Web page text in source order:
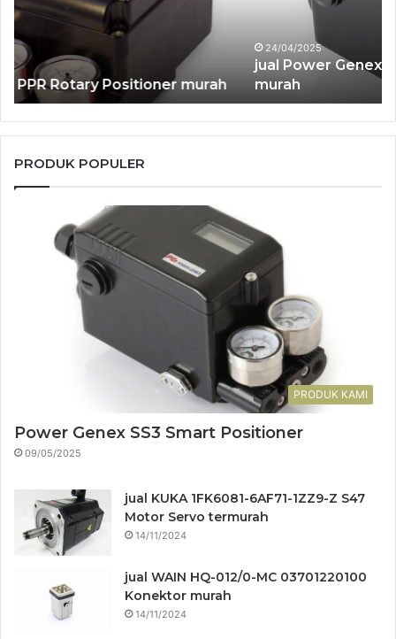
Positioner
24/04/2025
jual Power Genex RSS2R Smart Positioner
murah
PRODUK POPULER
PRODUK KAMI
Power Genex SS3 Smart Positioner
09/05/2025
jual KUKA 1FK6081-6AF71-1ZZ9-Z S47
Motor Servo termurah
14/11/2024
jual WAIN HQ-012/0-MC 03701220100
Konektor murah
14/11/2024